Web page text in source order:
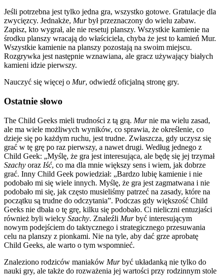
Jeśli potrzebna jest tylko jedna gra, wszystko gotowe. Gratulacje dla
zwycięzcy. Jednakże, Murbył przeznaczony do wielu zabaw.
Zapisz, kto wygrał, ale nie resetuj planszy. Wszystkie kamienie na
środku planszy wracają do właściciela, chyba że jest to kamień Mur.
Wszystkie kamienie na planszy pozostają na swoim miejscu.
Rozgrywka jest następnie wznawiana, ale gracz używający białych
kamieni idzie pierwszy.
Nauczyć się więcej o Mur, odwiedź oficjalną stronę gry.
Ostatnie słowo
The Child Geeks mieli trudności z tą grą. Murnie ma wielu zasad,
ale ma wiele możliwych wyników, co sprawia, że ​​określenie, co
dzieje się po każdym ruchu, jest trudne. Zwłaszcza, gdy uczysz się
grać w tę grę po raz pierwszy, a nawet drugi. Według jednego z
Child Geek: „Myślę, że gra jest interesująca, ale będę się jej trzymał
Szachy oraz Iść, co ma dla mnie większy sens i wiem, jak dobrze
grać. Inny Child Geek powiedział: „Bardzo lubię kamienie i nie
podobało mi się wiele innych. Myślę, że gra jest zagmatwana i nie
podobało mi się, jak często musieliśmy patrzeć na zasady, które na
początku są trudne do odczytania”. Podczas gdy większość Child
Geeks nie dbała o tę grę, kilku się podobało. Ci nieliczni entuzjaści
również byli wielcy Szachy. Znaleźli Murbyć interesującym
nowym podejściem do taktycznego i strategicznego przesuwania
celu na planszy z pionkami. Nie na tyle, aby dać grze aprobatę
Child Geeks, ale warto o tym wspomnieć.
Znaleziono rodziców maniaków Murbyć układanką nie tylko do
nauki gry, ale także do rozważenia jej wartości przy rodzinnym stole